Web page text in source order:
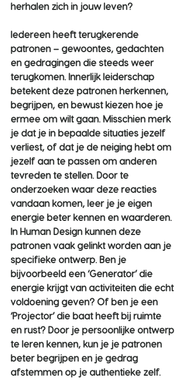
herhalen zich in jouw leven?
Iedereen heeft terugkerende
patronen – gewoontes, gedachten
en gedragingen die steeds weer
terugkomen. Innerlijk leiderschap
betekent deze patronen herkennen,
begrijpen, en bewust kiezen hoe je
ermee om wilt gaan. Misschien merk
je dat je in bepaalde situaties jezelf
verliest, of dat je de neiging hebt om
jezelf aan te passen om anderen
tevreden te stellen. Door te
onderzoeken waar deze reacties
vandaan komen, leer je je eigen
energie beter kennen en waarderen.
In Human Design kunnen deze
patronen vaak gelinkt worden aan je
specifieke ontwerp. Ben je
bijvoorbeeld een ‘Generator’ die
energie krijgt van activiteiten die echt
voldoening geven? Of ben je een
‘Projector’ die baat heeft bij ruimte
en rust? Door je persoonlijke ontwerp
te leren kennen, kun je je patronen
beter begrijpen en je gedrag
afstemmen op je authentieke zelf.